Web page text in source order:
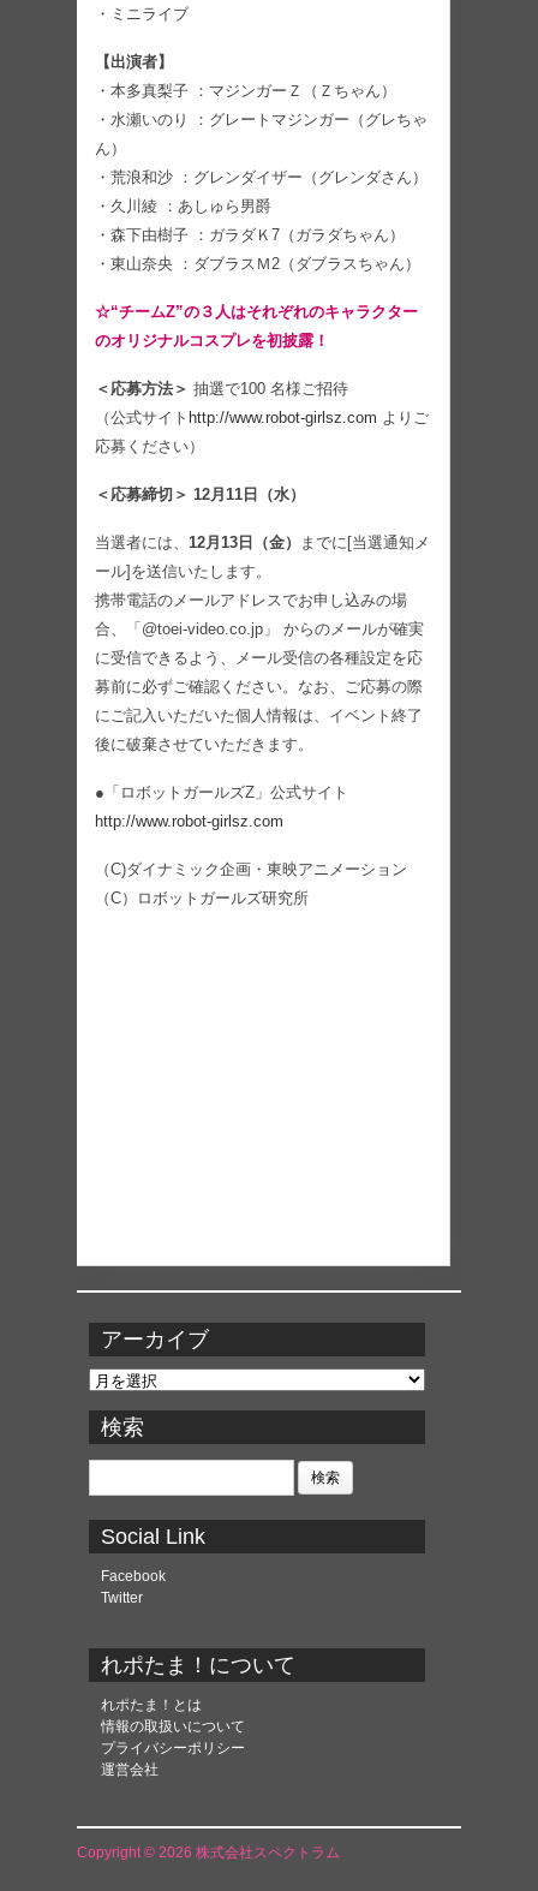
・ミニライブ
【出演者】
・本多真梨子 ：マジンガーＺ（Ｚちゃん）
・水瀬いのり ：グレートマジンガー（グレちゃ
ん）
・荒浪和沙 ：グレンダイザー（グレンダさん）
・久川綾 ：あしゅら男爵
・森下由樹子 ：ガラダＫ7（ガラダちゃん）
・東山奈央 ：ダブラスＭ2（ダブラスちゃん）
☆“チームZ”の３人はそれぞれのキャラクター
のオリジナルコスプレを初披露！
＜応募方法＞ 抽選で100 名様ご招待
（公式サイト http://www.robot-girlsz.com よりご
応募ください）
＜応募締切＞ 12月11日（水）
当選者には、 12月13日（金）
までに[当選通知メ
ール]を送信いたします。
携帯電話のメールアドレスでお申し込みの場
合、「@toei-video.co.jp」 からのメールが確実
に受信できるよう、メール受信の各種設定を応
募前に必ずご確認ください。なお、ご応募の際
にご記入いただいた個人情報は、イベント終了
後に破棄させていただきます。
●「ロボットガールズZ」公式サイト
http://www.robot-girlsz.com
（C)ダイナミック企画・東映アニメーション
（C）ロボットガールズ研究所
アーカイブ
ア
カ
イ
ブ
検索
検
Social Link
Facebook
Twitter
れポたま！について
れポたま！とは
情報の取扱いについて
プライバシーポリシー
運営会社
Copyright © 2026 株式会社スペクトラム